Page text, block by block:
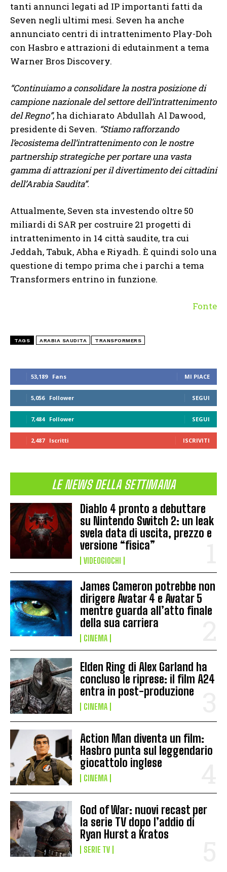
53,189 Fans MI PIACE
5,056 Follower SEGUI
7,484 Follower SEGUI
2,487 Iscritti ISCRIVITI
LE NEWS DELLA SETTIMANA
Diablo 4 pronto a debuttare
su Nintendo Switch 2: un leak
svela data di uscita, prezzo e
versione “fisica”
VIDEOGIOCHI
James Cameron potrebbe non
dirigere Avatar 4 e Avatar 5
mentre guarda all’atto finale
della sua carriera
CINEMA
Elden Ring di Alex Garland ha
concluso le riprese: il film A24
entra in post-produzione
CINEMA
Action Man diventa un film:
Hasbro punta sul leggendario
giocattolo inglese
CINEMA
God of War: nuovi recast per
la serie TV dopo l’addio di
Ryan Hurst a Kratos
SERIE TV
tanti annunci legati ad IP importanti fatti da
Seven negli ultimi mesi. Seven ha anche
annunciato centri di intrattenimento Play-Doh
con Hasbro e attrazioni di edutainment a tema
Warner Bros Discovery.
“Continuiamo a consolidare la nostra posizione di
campione nazionale del settore dell’intrattenimento
del Regno”, ha dichiarato Abdullah Al Dawood,
presidente di Seven. “Stiamo rafforzando
l’ecosistema dell’intrattenimento con le nostre
partnership strategiche per portare una vasta
gamma di attrazioni per il divertimento dei cittadini
dell’Arabia Saudita”.
Attualmente, Seven sta investendo oltre 50
miliardi di SAR per costruire 21 progetti di
intrattenimento in 14 città saudite, tra cui
Jeddah, Tabuk, Abha e Riyadh. È quindi solo una
questione di tempo prima che i parchi a tema
Transformers entrino in funzione.
Fonte
TAGS ARABIA SAUDITA TRANSFORMERS